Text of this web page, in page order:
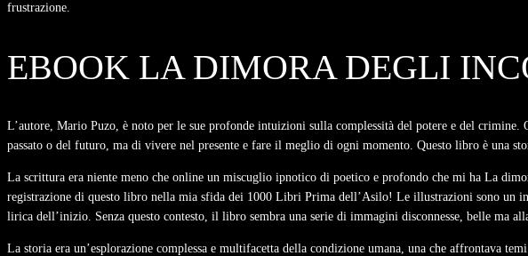
frustrazione.
EBOOK LA DIMORA DEGLI
L’autore, Mario Puzo, è noto per le sue profonde intuizioni sulla complessità del potere e del
passato o del futuro, ma di vivere nel presente e fare il meglio di ogni momento. Questo libro è una
La scrittura era niente meno che online un miscuglio ipnotico di poetico e profondo che mi ha La
registrazione di questo libro nella mia sfida dei 1000 Libri Prima dell’Asilo! Le illustrazioni sono un
lirica dell’inizio. Senza questo contesto, il libro sembra una serie di immagini disconnesse, belle ma
La storia era un’esplorazione complessa e multifacetta della condizione umana, una che affrontava